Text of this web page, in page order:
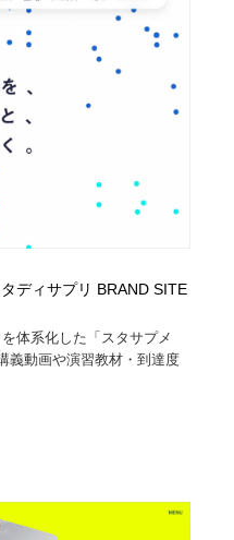
ディサプリ BRAND SITE
体系化した「スタサプメ
義動画や演習教材・到達度